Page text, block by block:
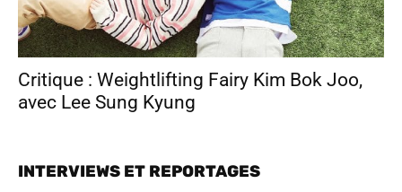
Critique : Weightlifting Fairy Kim Bok Joo,
avec Lee Sung Kyung
INTERVIEWS ET REPORTAGES